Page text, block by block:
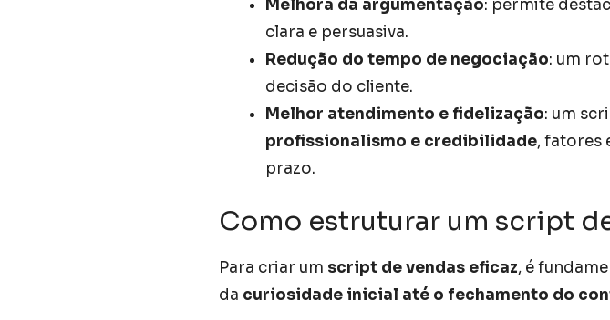
Melhora da argumentação: permite
clara e persuasiva.
Redução do tempo de negociação: um
decisão do cliente.
Melhor atendimento e fidelização: um
profissionalismo e credibilidade, fatores
prazo.
Como estruturar um script
Para criar um script de vendas eficaz, é
da curiosidade inicial até o fechamento do